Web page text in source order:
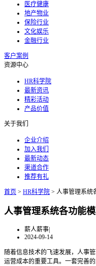
医疗健康
地产物业
保险行业
文化娱乐
金融行业
客户案例
资源中心
HR科学院
最新资讯
精彩活动
产品价值
关于我们
企业介绍
加入我们
最新动态
渠道合作
推荐有礼
首页 > HR科学院 > 人事管理系统
人事管理系统各功能
薪人薪事|
2024-09-14
随着信息技术的飞速发展，人事
运营成本的重要工具。一套完善